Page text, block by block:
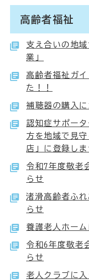
高齢者福祉
支え合いの地
業」
高齢者福祉ガ
た！！
補聴器の購入
認知症サポー
方を地域で見
店」に登録しま
令和7年度敬老
らせ
渚滑高齢者ふ
らせ
養護老人ホー
令和6年度敬老
らせ
老人クラブに